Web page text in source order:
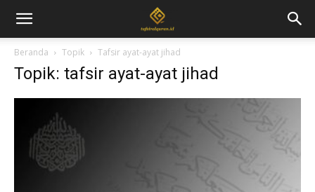
Beranda Topik Tafsir ayat-ayat jihad
Topik: tafsir ayat-ayat jihad